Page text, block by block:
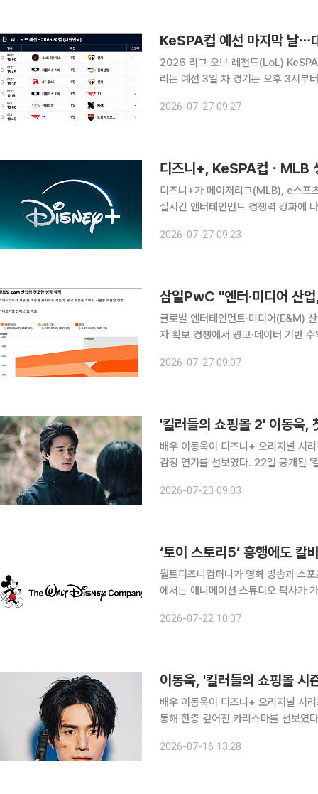
KeSPA컵 예선 마지막 날⋯
2026 리그 오브 레전드(LoL) KeSPA컵
리는 예선 3일 차 경기는 오후 3시부
러스 기아와 한화생명, KT 롤스터와
2026-07-27 09:27
디즈니+, KeSPA컵ㆍMLB
디즈니+가 메이저리그(MLB), e스포
실시간 엔터테인먼트 경쟁력 강화에 나선다. 27일 월트디즈니 컴퍼니에 따르면 디
2026-07-27 09:23
삼일PwC "엔터·미디어 산
글로벌 엔터테인먼트·미디어(E&M)
자 확보 경쟁에서 광고·데이터 기반
인공지능(AI) 기반 맞춤형 광고와 차
2026-07-27 09:07
'킬러들의 쇼핑몰 2' 이동욱,
배우 이동욱이 디즈니+ 오리지널 시
감정 연기를 선보였다. 22일 공개된 '킬러들의 쇼핑몰 시즌2' 1~2회에서는 시즌1에서 죽은 것으로
려졌다. 극 중 정진만은 자신을 추
2026-07-23 09:03
‘토이 스토리5’ 흥행에도
월트디즈니컴퍼니가 영화·방송과 스
에서는 애니메이션 스튜디오 픽사가 가장 큰 영
했다고 보도했다. 감원 대상에는 디즈
2026-07-22 10:37
이동욱, '킬러들의 쇼핑몰
배우 이동욱이 디즈니+ 오리지널 시
통해 한층 깊어진 카리스마를 선보였다. 16일 소속사 킹콩 by 스타쉽은 '킬러들의 쇼핑몰 시
돌아온 정진만이 혹독한 인수인계를
2026-07-16 13:28